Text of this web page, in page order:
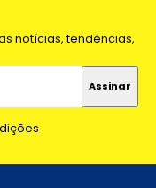
notícias, tendências,